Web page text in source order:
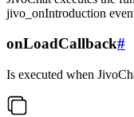
jivo_onIntroduction
onLoadCallback#
Is executed when